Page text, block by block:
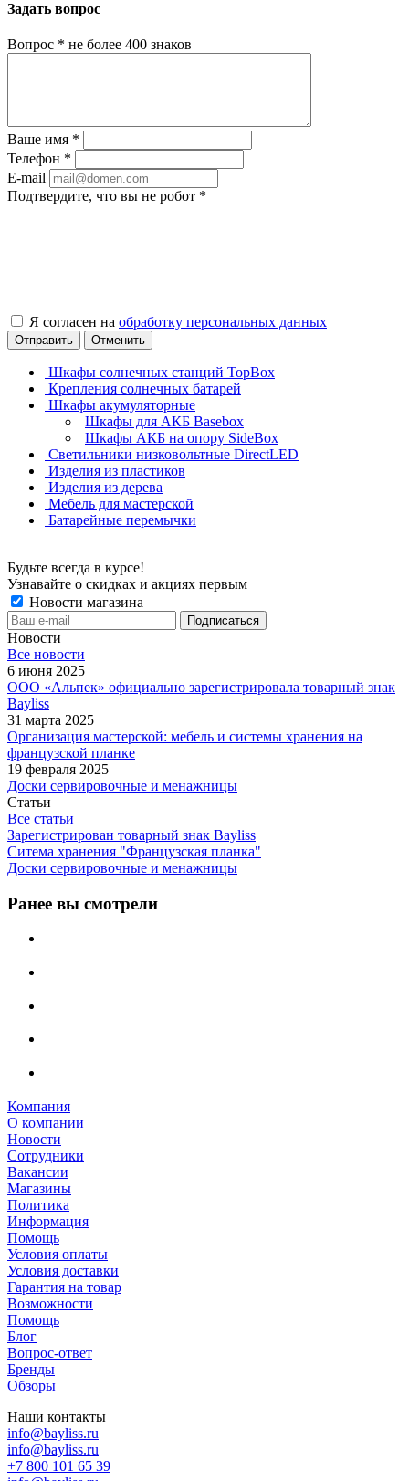
Задать вопрос
Вопрос * не более 400 знаков
Ваше имя *
Телефон *
E-mail
Подтвердите, что вы не робот *
Я согласен на обработку персональных данных
Отправить Отменить
Шкафы солнечных станций TopBox
Крепления солнечных батарей
Шкафы акумуляторные
Шкафы для АКБ Basebox
Шкафы АКБ на опору SideBox
Светильники низковольтные DirectLED
Изделия из пластиков
Изделия из дерева
Мебель для мастерской
Батарейные перемычки
Будьте всегда в курсе!
Узнавайте о скидках и акциях первым
Новости магазина
Новости
Все новости
6 июня 2025
ООО «Альпек» официально зарегистрировала товарный знак
Bayliss
31 марта 2025
Организация мастерской: мебель и системы хранения на
французской планке
19 февраля 2025
Доски сервировочные и менажницы
Статьи
Все статьи
Зарегистрирован товарный знак Bayliss
Ситема хранения "Французская планка"
Доски сервировочные и менажницы
Ранее вы смотрели
Компания
О компании
Новости
Сотрудники
Вакансии
Магазины
Политика
Информация
Помощь
Условия оплаты
Условия доставки
Гарантия на товар
Возможности
Помощь
Блог
Вопрос-ответ
Бренды
Обзоры
Наши контакты
info@bayliss.ru
info@bayliss.ru
+7 800 101 65 39